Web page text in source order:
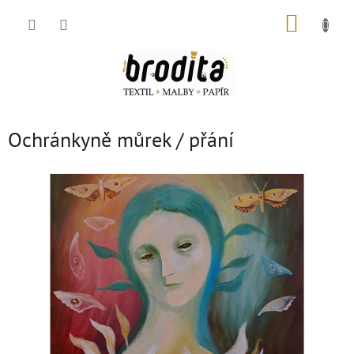
Ochránkyně můrek / přání